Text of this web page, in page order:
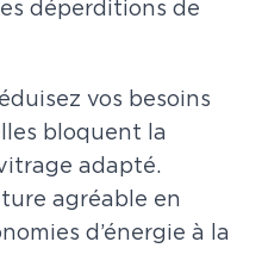
déperditions de
vos besoins
bloquent la
adapté.
agréable en
d’énergie à la